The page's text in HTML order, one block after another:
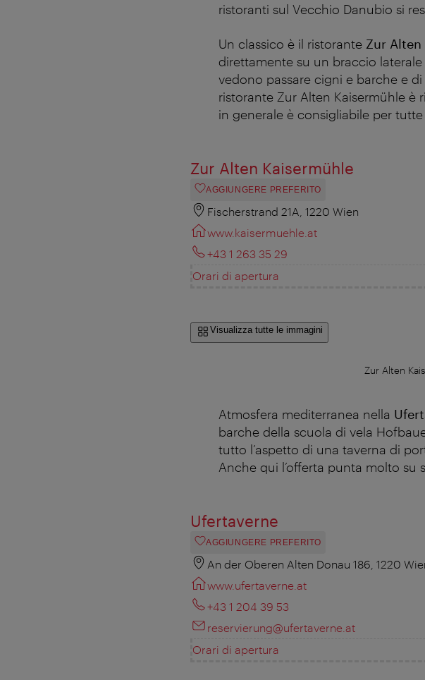
ristoranti sul Vecchio Danubio si
Un classico è il ristorante Zur Alten
direttamente su un braccio
vedono passare cigni e barche e
ristorante Zur Alten Kaisermühle è
in generale è consigliabile per
Zur Alten Kaisermühle
AGGIUNGERE PREFERITO
Fischerstrand 21A, 1220 Wien
www.kaisermuehle.at
+43 1 263 35 29
Orari di apertura
Visualizza tutte le immagini
Zur Alten
Atmosfera mediterranea nella
barche della scuola di vela
tutto l’aspetto di una taverna di
Anche qui l’offerta punta molto su
Ufertaverne
AGGIUNGERE PREFERITO
An der Oberen Alten Donau 186, 1220
www.ufertaverne.at
+43 1 204 39 53
reservierung@ufertaverne.at
Orari di apertura